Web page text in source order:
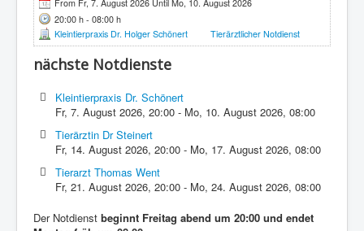
From Fr, 7. August 2026 Until Mo, 10. August 2026
20:00 h - 08:00 h
Kleintierpraxis Dr. Holger Schönert
Tierärztlicher Notdienst
nächste Notdienste
Kleintierpraxis Dr. Schönert
Fr, 7. August 2026,20:00 - Mo, 10. August 2026,08:00
Tierärztin Dr Steinert
Fr, 14. August 2026,20:00 - Mo, 17. August 2026,08:00
Tierarzt Thomas Went
Fr, 21. August 2026,20:00 - Mo, 24. August 2026,08:00
Der Notdienst beginnt Freitag abend um 20:00 und endet